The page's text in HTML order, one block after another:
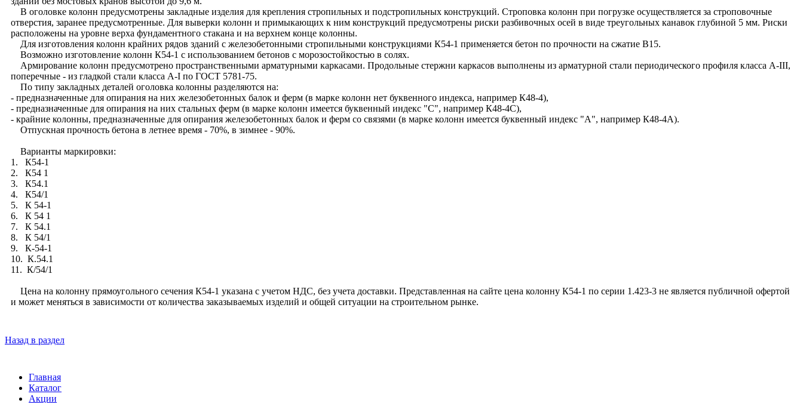
В оголовке колонн предусмотрены закладные изделия для крепления стропильных и подстропильных конструкций. Строповка колонн при погрузке осуществляется за строповочные
отверстия, заранее предусмотренные. Для выверки колонн и примыкающих к ним конструкций предусмотрены риски разбивочных осей в виде треугольных канавок глубиной 5 мм. Риски
расположены на уровне верха фундаментного стакана и на верхнем конце колонны.
Для изготовления колонн крайних рядов зданий с железобетонными стропильными конструкциями К54-1 применяется бетон по прочности на сжатие В15.
Возможно изготовление колонн К54-1 с использованием бетонов с морозостойкостью в солях.
Армирование колонн предусмотрено пространственными арматурными каркасами. Продольные стержни каркасов выполнены из арматурной стали периодического профиля класса A-III,
поперечные - из гладкой стали класса A-I по ГОСТ 5781-75.
По типу закладных деталей оголовка колонны разделяются на:
- предназначенные для опирания на них железобетонных балок и ферм (в марке колонн нет буквенного индекса, например К48-4),
- предназначенные для опирания на них стальных ферм (в марке колонн имеется буквенный индекс "С", например К48-4С),
- крайние колонны, предназначенные для опирания железобетонных балок и ферм со связями (в марке колонн имеется буквенный индекс "А", например К48-4А).
Отпускная прочность бетона в летнее время - 70%, в зимнее - 90%.
Варианты маркировки:
1. К54-1
2. К54 1
3. К54.1
4. К54/1
5. К 54-1
6. К 54 1
7. К 54.1
8. К 54/1
9. К-54-1
10. К.54.1
11. К/54/1
Цена на колонну прямоугольного сечения К54-1 указана с учетом НДС, без учета доставки. Представленная на сайте цена колонну К54-1 по серии 1.423-3 не является публичной офертой
и может меняться в зависимости от количества заказываемых изделий и общей ситуации на строительном рынке.
Назад в раздел
Главная
Каталог
Акции